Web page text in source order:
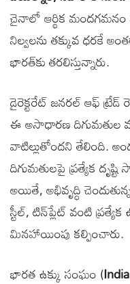
చైనాలో ఆర్థిక మందగమనం
నిల్వలను తక్కువ ధరకే
భారత్‌కు తరలిస్తున్నారు.
డైరెక్టరేట్ జనరల్ ఆఫ్
ఈ అసాధారణ దిగుమతుల
వాటిల్లుతోందని తేలింది.
దిగుమతులపై ప్రత్యేక
అయితే, అభివృద్ధి
స్టీల్, టిన్‌ప్లేట్ వంటి
మినహాయింపు కల్పించారు.
భారత ఉక్కు సంఘం (